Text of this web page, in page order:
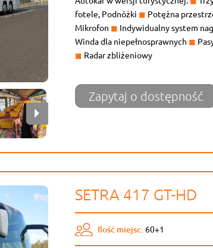
fotele, Podnóżki ◼ Potężna
Mikrofon ◼ Indywidualny system
Winda dla niepełnosprawnych ◼
◼ Radar zbliżeniowy
Zapytaj o dostępność
SETRA 417 GT-HD
Ilość miejsc: 60+1